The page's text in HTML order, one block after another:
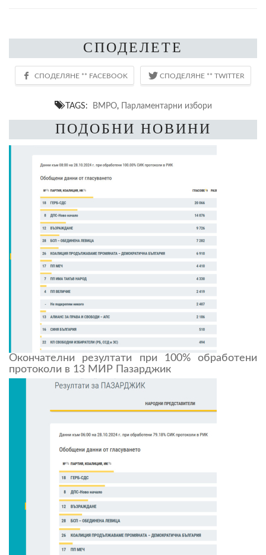
СПОДЕЛЕТЕ
TAGS: ВМРО, Парламентарни избори
ПОДОБНИ НОВИНИ
Окончателни резултати при 100% обработени
протоколи в 13 МИР Пазарджик